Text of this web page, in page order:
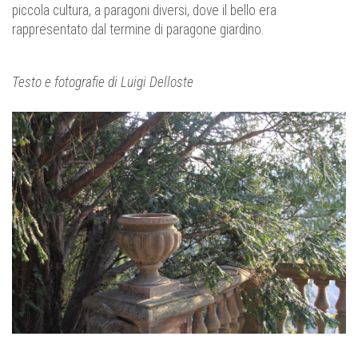
piccola cultura, a paragoni diversi, dove il bello era
rappresentato dal termine di paragone giardino.
Testo e fotografie di Luigi Delloste